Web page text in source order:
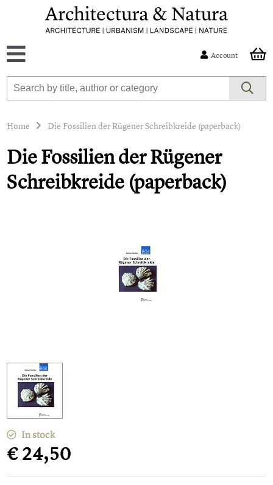
Account
Home Die Fossilien der Rügener Schreibkreide (paperback)
Die Fossilien der Rügener
Schreibkreide (paperback)
In stock
€ 24,50